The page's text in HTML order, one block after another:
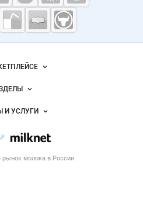
рынок молокав России.
Milknet.ru
рекламы
оферта
информация
персональных данных
рынка
И УСЛУГИ
продукция
сырье